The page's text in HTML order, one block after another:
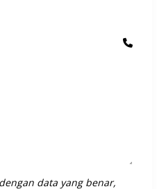
data yang benar,